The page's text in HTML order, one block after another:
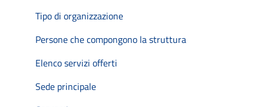
Tipo di organizzazione
Persone che compongono la struttura
Elenco servizi offerti
Sede principale